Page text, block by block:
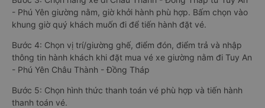
- Phú Yên giường nằm, giờ khởi hành phù hợp. Bấm chọn vào
khung giờ quý khách muốn đi để tiến hành đặt vé.
Bước 4: Chọn vị trí/giường ghế, điểm đón, điểm trả và nhập
thông tin hành khách khi đặt mua vé xe giường nằm đi Tuy An
- Phú Yên Châu Thành - Đồng Tháp
Bước 5: Chọn hình thức thanh toán vé phù hợp và tiến hành
thanh toán vé.